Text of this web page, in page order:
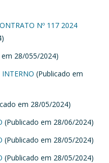
Nº 117 2024
28/055/2024)
INTERNO (Publicado em
em 28/05/2024)
(Publicado em 28/06/2024)
(Publicado em 28/05/2024)
(Publicado em 28/05/2024)